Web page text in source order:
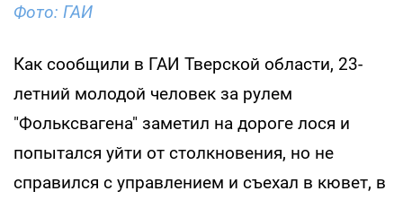
Фото: ГАИ
Как сообщили в ГАИ Тверской области, 23-
летний молодой человек за рулем
"Фольксвагена" заметил на дороге лося и
попытался уйти от столкновения, но не
справился с управлением и съехал в кювет, в